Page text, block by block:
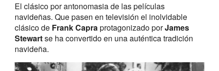
El clásico por antonomasia de las películas
navideñas. Que pasen en televisión el inolvidable
clásico de Frank Capraprotagonizado porJames
Stewartse ha convertido en una auténtica tradición
navideña.